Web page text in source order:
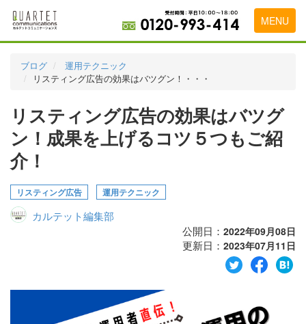
MENU
料金表
実績・お客様の声
初めて導入をお考えの方
代理店の乗り換えをお考えの方
広告代理店・HP制作会社様へ
お申し込みから運用開始までの流れ
ブログ
運用テクニック
リスティング広告の効果はバツグン！・・・
リスティング広告の効果はバツグ
ン！成果を上げるコツ５つもご紹
介！
リスティング広告 運用テクニック
カルテット編集部
公開日： 2022年09月08日
更新日： 2023年07月11日